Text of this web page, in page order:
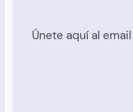
Únete aquí al